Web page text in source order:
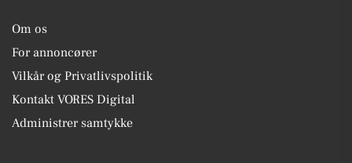
Om os
For annoncører
Vilkår og Privatlivspolitik
Kontakt VORES Digital
Administrer samtykke